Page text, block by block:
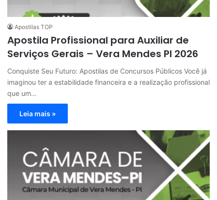
Apostilas TOP
Apostila Profissional para Auxiliar de
Serviços Gerais – Vera Mendes PI 2026
Conquiste Seu Futuro: Apostilas de Concursos Públicos Você já
imaginou ter a estabilidade financeira e a realização profissional
que um…
Leia mais »